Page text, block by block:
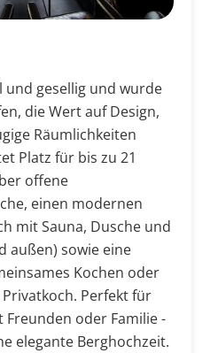
und gesellig und wurde
die Wert auf Design,
Räumlichkeiten
Platz für bis zu 21
offene
einen modernen
mit Sauna, Dusche und
außen) sowie eine
Kochen oder
Perfekt für
oder Familie -
elegante Berghochzeit.